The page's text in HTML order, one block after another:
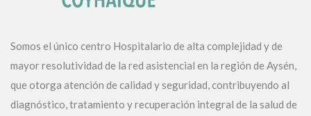
Somos el único centro Hospitalario de alta complejidad y de
mayor resolutividad de la red asistencial en la región de Aysén,
que otorga atención de calidad y seguridad, contribuyendo al
diagnóstico, tratamiento y recuperación integral de la salud de